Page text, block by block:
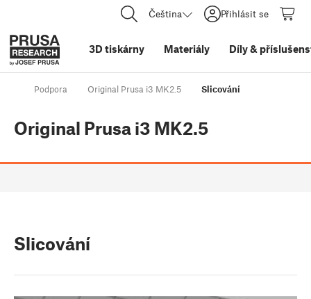
Čeština Přihlásit se
3D tiskárny Materiály Díly&
Podpora Original Prusa i3 MK2.5 Slicování
Original Prusa i3 MK2.5
Slicování